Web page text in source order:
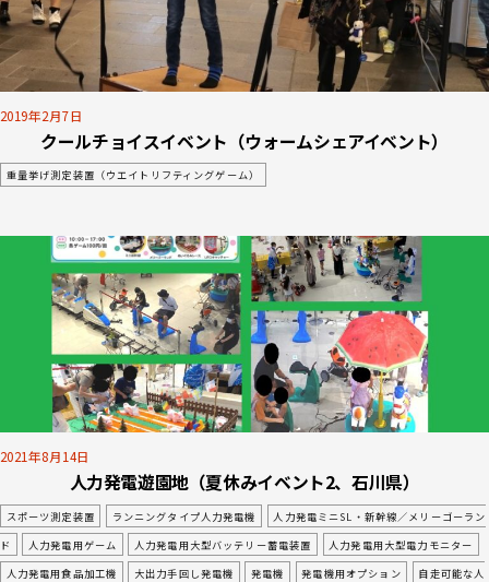
2019年2月7日
クールチョイスイベント（ウォームシェアイベント）
重量挙げ測定装置（ウエイトリフティングゲーム）
2021年8月14日
人力発電遊園地（夏休みイベント2、石川県）
スポーツ測定装置 ランニングタイプ人力発電機
人力発電ミニSL・新幹線／メリーゴーラン
ド
人力発電用ゲーム 人力発電用大型バッテリー蓄電装置
人力発電用大型電力モニター
人力発電用食品加工機
大出力手回し発電機 発電機 発電機用オプション
自走可能な人